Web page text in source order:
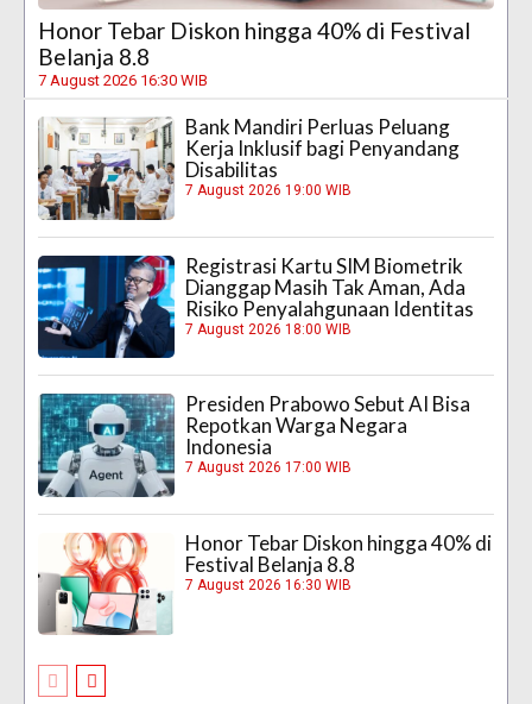
Honor Tebar Diskon hingga 40% di Festival
Belanja 8.8
7 August 2026 16:30 WIB
Bank Mandiri Perluas Peluang
Kerja Inklusif bagi Penyandang
Disabilitas
7 August 2026 19:00 WIB
Registrasi Kartu SIM Biometrik
Dianggap Masih Tak Aman, Ada
Risiko Penyalahgunaan Identitas
7 August 2026 18:00 WIB
Presiden Prabowo Sebut AI Bisa
Repotkan Warga Negara
Indonesia
7 August 2026 17:00 WIB
Honor Tebar Diskon hingga 40% di
Festival Belanja 8.8
7 August 2026 16:30 WIB